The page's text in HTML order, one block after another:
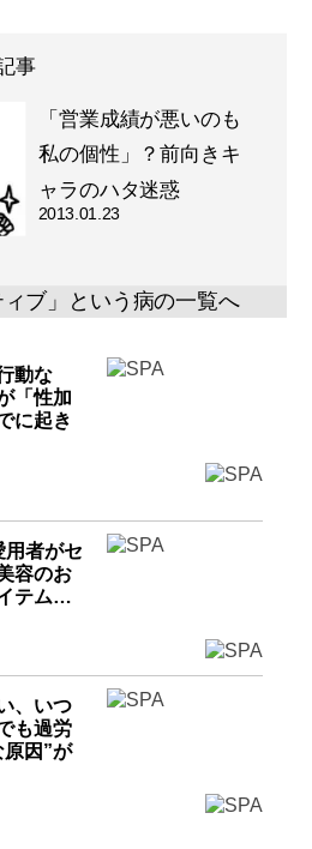
事
「営業成績が悪いのも
私の個性」？前向きキ
ャラのハタ迷惑
2013.01.23
ィブ」という病の一覧へ
動な
「性加
に起き
者がセ
容のお
テム…
、いつ
も過労
因”が